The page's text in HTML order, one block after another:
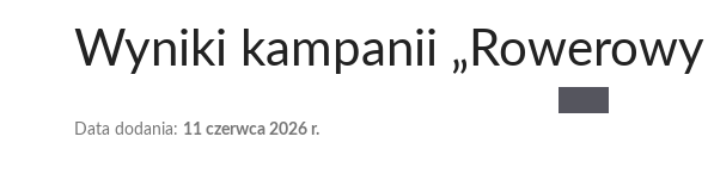
Wyniki kampanii „Rowerowy
Data dodania: 11 czerwca 2026 r.